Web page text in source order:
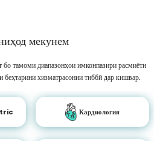
мекунем
бо тамоми диапазонҳои имконпазири расмиёти
беҳтарини хизматрасонии тиббӣ дар кишвар.
Кардиология